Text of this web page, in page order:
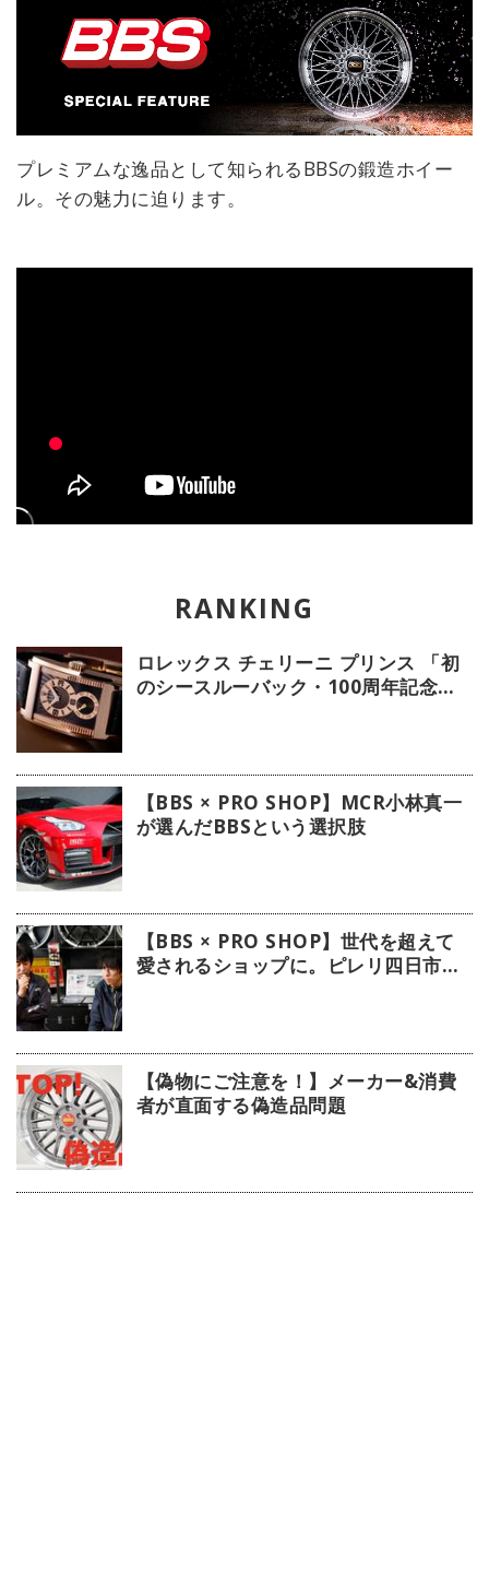
プレミアムな逸品として知られるBBSの鍛造ホイー
ル。その魅力に迫ります。
ロレックス チェリーニ プリンス 「初
のシースルーバック・100周年記念モ
【BBS × PRO SHOP】MCR小林真一
が選んだBBSという選択肢
【BBS × PRO SHOP】世代を超えて
愛されるショップに。ピレリ四日市タ
【偽物にご注意を！】メーカー&消費
者が直面する偽造品問題